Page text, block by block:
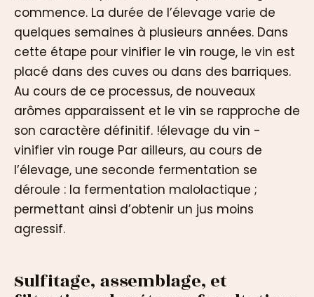
commence. La durée de l’élevage varie de
quelques semaines à plusieurs années. Dans
cette étape pour vinifier le vin rouge, le vin est
placé dans des cuves ou dans des barriques.
Au cours de ce processus, de nouveaux
arômes apparaissent et le vin se rapproche de
son caractère définitif. !élevage du vin -
vinifier vin rouge Par ailleurs, au cours de
l’élevage, une seconde fermentation se
déroule : la fermentation malolactique ;
permettant ainsi d’obtenir un jus moins
agressif.
Sulfitage, assemblage, et